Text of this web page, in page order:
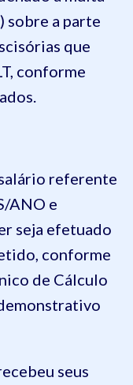
sobre a parte
que
conforme
referente
ANO e
seja efetuado
conforme
de Cálculo
seus